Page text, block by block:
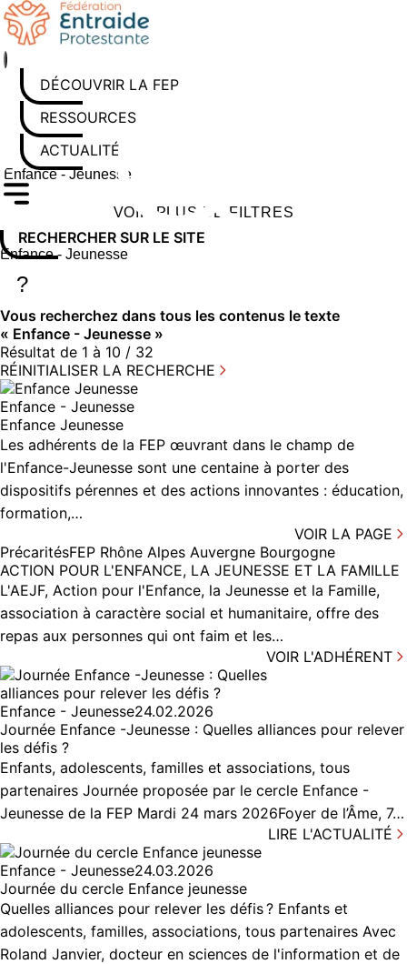
Aller
au
contenu
DÉCOUVRIR LA FEP
RESSOURCES
ACTUALITÉS
Rechercher sur le site
Saisissez au moins 3 caractères pour lancer la recherche
VOIR PLUS DE FILTRES
RECHERCHER SUR LE SITE
Rechercher sur le site
Saisissez au moins 3 caractères pour lancer la recherche
?
Vous recherchez dans tous les contenus le texte
« Enfance - Jeunesse »
Résultat de 1 à 10 / 32
RÉINITIALISER LA RECHERCHE
Enfance - Jeunesse
Enfance Jeunesse
Les adhérents de la FEP œuvrant dans le champ de
l'Enfance-Jeunesse sont une centaine à porter des
dispositifs pérennes et des actions innovantes : éducation,
formation,…
VOIR LA PAGE
PrécaritésFEP Rhône Alpes Auvergne Bourgogne
ACTION POUR L'ENFANCE, LA JEUNESSE ET LA FAMILLE
L'AEJF, Action pour l'Enfance, la Jeunesse et la Famille,
association à caractère social et humanitaire, offre des
repas aux personnes qui ont faim et les…
VOIR L'ADHÉRENT
Enfance - Jeunesse24.02.2026
Journée Enfance -Jeunesse : Quelles alliances pour relever
les défis ?
Enfants, adolescents, familles et associations, tous
partenaires Journée proposée par le cercle Enfance -
Jeunesse de la FEP Mardi 24 mars 2026Foyer de l’Âme, 7…
LIRE L'ACTUALITÉ
Enfance - Jeunesse24.03.2026
Journée du cercle Enfance jeunesse
Quelles alliances pour relever les défis ? Enfants et
adolescents, familles, associations, tous partenaires Avec
Roland Janvier, docteur en sciences de l'information et de